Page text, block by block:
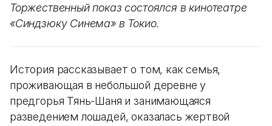
Торжественный показ состоялся в кинотеатре
«Синдзюку Синема» в Токио.
История рассказывает о том, как семья,
проживающая в небольшой деревне у
предгорья Тянь-Шаня и занимающаяся
разведением лошадей, оказалась жертвой